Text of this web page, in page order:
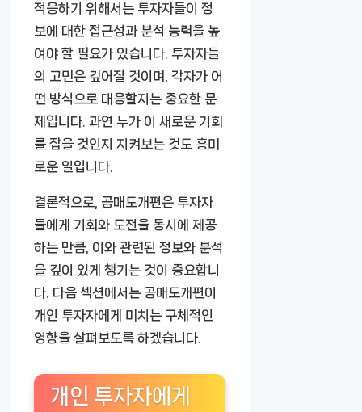
적응하기 위해서는 투자자들이 정
보에 대한 접근성과 분석 능력을 높
여야 할 필요가 있습니다. 투자자들
의 고민은 깊어질 것이며, 각자가 어
떤 방식으로 대응할지는 중요한 문
제입니다. 과연 누가 이 새로운 기회
를 잡을 것인지 지켜보는 것도 흥미
로운 일입니다.
결론적으로, 공매도개편은 투자자
들에게 기회와 도전을 동시에 제공
하는 만큼, 이와 관련된 정보와 분석
을 깊이 있게 챙기는 것이 중요합니
다. 다음 섹션에서는 공매도개편이
개인 투자자에게 미치는 구체적인
영향을 살펴보도록 하겠습니다.
개인 투자자에게